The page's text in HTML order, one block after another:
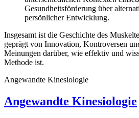
Gesundheitsförderung über
persönlicher Entwicklung.
Insgesamt ist die Geschichte des
geprägt von Innovation, Kontroversen
Meinungen darüber, wie effektiv und
Methode ist.
Angewandte Kinesiologie
Angewandte Kinesiologie